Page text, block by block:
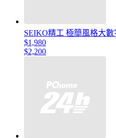
SEIKO精工 極簡風格大
$1,980
$2,200